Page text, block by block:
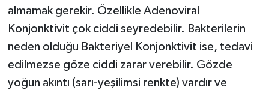
almamak gerekir. Özellikle Adenoviral
Konjonktivit çok ciddi seyredebilir. Bakterilerin
neden olduğu Bakteriyel Konjonktivit ise, tedavi
edilmezse göze ciddi zarar verebilir. Gözde
yoğun akıntı (sarı-yeşilimsi renkte) vardır ve